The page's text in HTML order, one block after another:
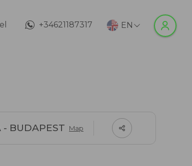
+34621187317 EN
- BUDAPEST Map